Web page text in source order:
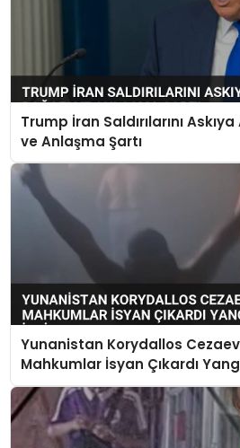
Trump İran Saldırılarını
ve Anlaşma Şartı
Yunanistan Korydallos
Mahkumlar İsyan Çıkardı
İddiaları Var